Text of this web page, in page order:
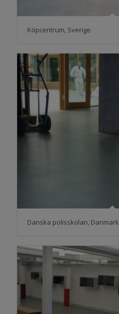
Köpcentrum, Sverige
Danska polisskolan, Danmark